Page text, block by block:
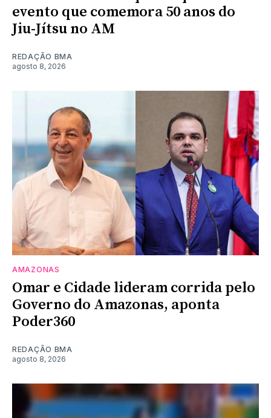
evento que comemora 50 anos do
Jiu-Jítsu no AM
REDAÇÃO BMA
agosto 8, 2026
AMAZONAS
Omar e Cidade lideram corrida pelo
Governo do Amazonas, aponta
Poder360
REDAÇÃO BMA
agosto 8, 2026